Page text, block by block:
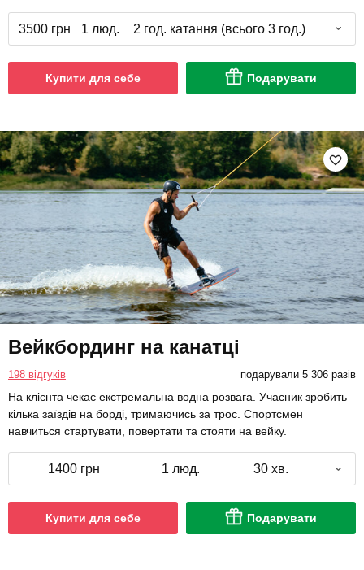
3500 грн 1 люд. 2 год. катання (всього 3 год.)
Купити для себе Подарувати
Вейкбординг на канатці
198 відгуків подарували 5 306 разів
На клієнта чекає екстремальна водна розвага. Учасник зробить
кілька заїздів на борді, тримаючись за трос. Спортсмен
навчиться стартувати, повертати та стояти на вейку.
1400 грн 1 люд. 30 хв.
Купити для себе Подарувати